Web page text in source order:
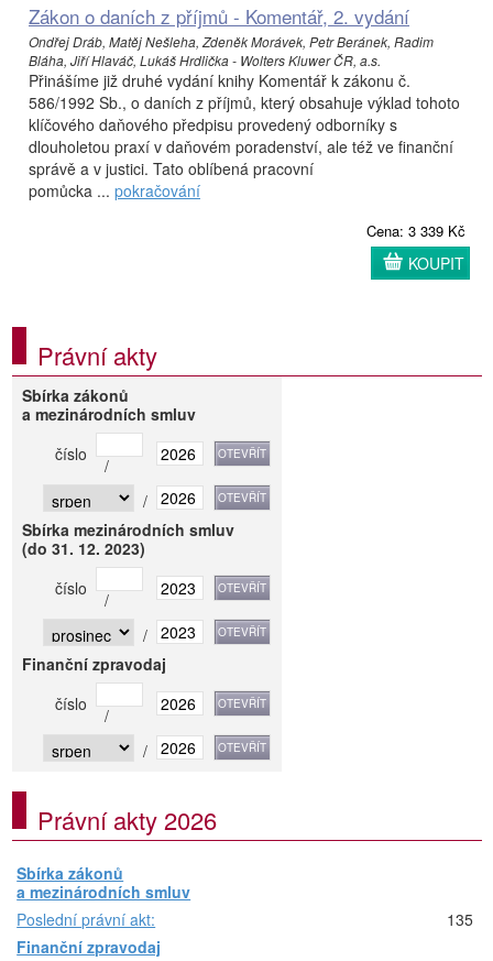
Zákon o daních z příjmů - Komentář, 2. vydání
Ondřej Dráb, Matěj Nešleha, Zdeněk Morávek, Petr Beránek, Radim
Bláha, Jiří Hlaváč, Lukáš Hrdlička - Wolters Kluwer ČR, a.s.
Přinášíme již druhé vydání knihy Komentář k zákonu č.
586/1992 Sb., o daních z příjmů, který obsahuje výklad tohoto
klíčového daňového předpisu provedený odborníky s
dlouholetou praxí v daňovém poradenství, ale též ve finanční
správě a v justici. Tato oblíbená pracovní
pomůcka ... pokračování
Cena: 3 339 Kč
KOUPIT
Právní akty
Sbírka zákonů
a mezinárodních smluv
číslo
/
/
Sbírka mezinárodních smluv
(do 31. 12. 2023)
číslo
/
/
Finanční zpravodaj
číslo
/
/
Právní akty 2026
Sbírka zákonů
a mezinárodních smluv
Poslední právní akt:
135
Finanční zpravodaj